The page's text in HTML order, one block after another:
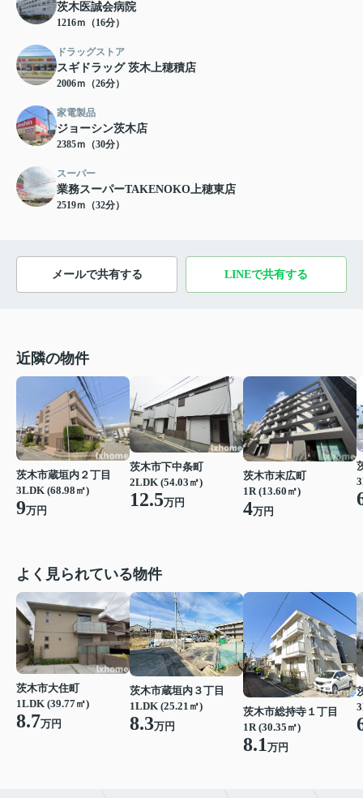
茨木医誠会病院
1216ｍ（16分）
ドラッグストア
スギドラッグ 茨木上穂積店
2006ｍ（26分）
家電製品
ジョーシン茨木店
2385ｍ（30分）
スーパー
業務スーパーTAKENOKO上穂東店
2519ｍ（32分）
メールで共有する LINEで共有する
近隣の物件
茨木市蔵垣内２丁目
3LDK (68.98㎡)
9万円
茨木市下中条町
2LDK (54.03㎡)
12.5万円
茨木市末広町
1R (13.60㎡)
4万円
よく見られている物件
茨木市大住町
1LDK (39.77㎡)
8.7万円
茨木市蔵垣内３丁目
1LDK (25.21㎡)
8.3万円
茨木市総持寺１丁目
1R (30.35㎡)
8.1万円